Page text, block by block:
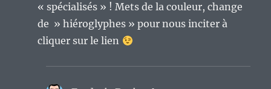
« spécialisés » ! Mets de la couleur, change
de » hiéroglyphes » pour nous inciter à
cliquer sur le lien